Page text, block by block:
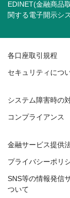
EDINET(金融商品
関する電子開示シ
各口座取引規程
セキュリティにつ
システム障害時の
コンプライアンス
金融サービス提供
プライバシーポリ
SNS等の情報発信
ついて